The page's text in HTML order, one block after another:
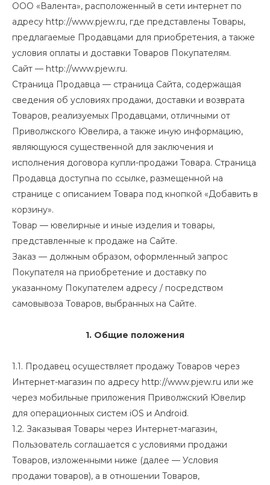
ООО «Валента», расположенный в сети интернет по
адресу http://www.pjew.ru, где представлены Товары,
предлагаемые Продавцами для приобретения, а также
условия оплаты и доставки Товаров Покупателям.
Сайт — http://www.pjew.ru.
Страница Продавца — страница Сайта, содержащая
сведения об условиях продажи, доставки и возврата
Товаров, реализуемых Продавцами, отличными от
Приволжского Ювелира, а также иную информацию,
являющуюся существенной для заключения и
исполнения договора купли-продажи Товара. Страница
Продавца доступна по ссылке, размещенной на
странице с описанием Товара под кнопкой «Добавить в
корзину».
Товар — ювелирные и иные изделия и товары,
представленные к продаже на Сайте.
Заказ — должным образом, оформленный запрос
Покупателя на приобретение и доставку по
указанному Покупателем адресу / посредством
самовывоза Товаров, выбранных на Сайте.
1. Общие положения
1.1. Продавец осуществляет продажу Товаров через
Интернет-магазин по адресу http://www.pjew.ru или же
через мобильные приложения Приволжский Ювелир
для операционных систем iOS и Android.
1.2. Заказывая Товары через Интернет-магазин,
Пользователь соглашается с условиями продажи
Товаров, изложенными ниже (далее — Условия
продажи товаров), а в отношении Товаров,